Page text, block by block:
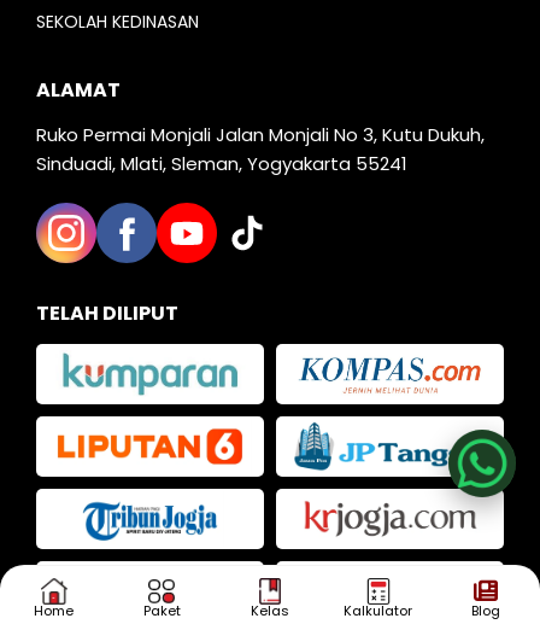
Home Paket Kelas Kalkulator Blog
Nia
Kak Iva
Kak Dias
SEKOLAH KEDINASAN
ALAMAT
Ruko Permai Monjali Jalan Monjali No 3, Kutu Dukuh,
Sinduadi, Mlati, Sleman, Yogyakarta 55241
TELAH DILIPUT